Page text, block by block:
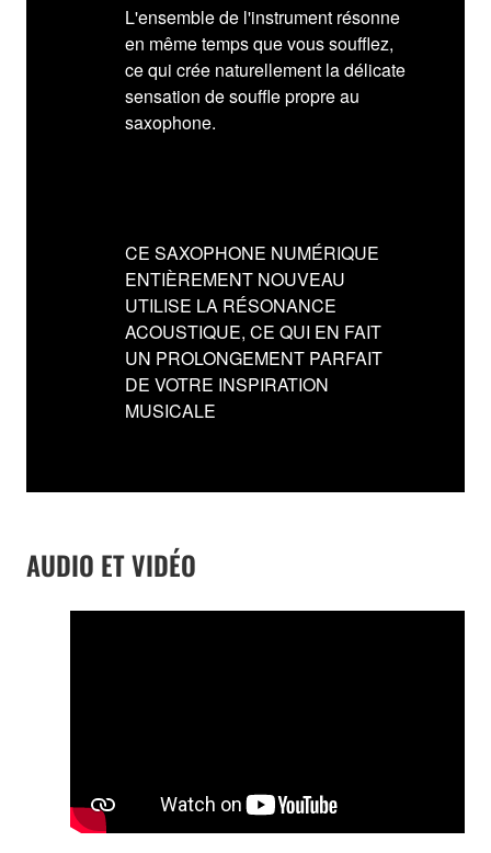
L'ensemble de l'instrument résonne
en même temps que vous soufflez,
ce qui crée naturellement la délicate
sensation de souffle propre au
saxophone.
CE SAXOPHONE NUMÉRIQUE
ENTIÈREMENT NOUVEAU
UTILISE LA RÉSONANCE
ACOUSTIQUE, CE QUI EN FAIT
UN PROLONGEMENT PARFAIT
DE VOTRE INSPIRATION
MUSICALE
AUDIO ET VIDÉO